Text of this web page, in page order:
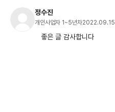
정수진
개인사업자 1~5년차2022.09.15
좋은 글 감사합니다